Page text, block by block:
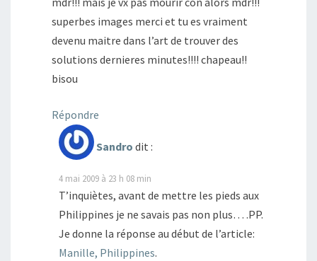
superbes images merci et tu es vraiment
devenu maitre dans l’art de trouver des
solutions dernieres minutes!!!! chapeau!!
bisou
Répondre
Sandro dit :
4 mai 2009 à 23 h 08 min
T’inquiètes, avant de mettre les pieds aux
Philippines je ne savais pas non plus… .PP.
Je donne la réponse au début de l’article:
Manille, Philippines.